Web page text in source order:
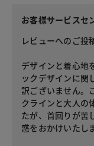
お客様サービスセ
レビューへのご投
デザインと着心地
ックデザインに関
訳ございません。
クラインと大人の
たが、首回りが苦
惑をおかけいたし